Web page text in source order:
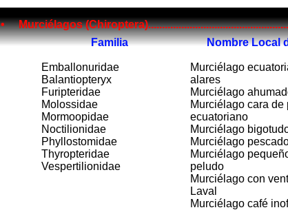
• Murciélagos
Nombre Local
Murciélago
alares
Murciélago
Murciélago cara de
ecuatoriano
Murciélago
Murciélago
Murciélago
peludo
Murciélago con
Laval
Murciélago café
Familia
Emballonuridae
Balantiopteryx
Furipteridae
Molossidae
Mormoopidae
Noctilionidae
Phyllostomidae
Thyropteridae
Vespertilionidae